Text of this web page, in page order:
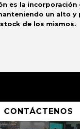
es la incorporación
un alto y
stock de los mismos.
CONTÁCTENOS